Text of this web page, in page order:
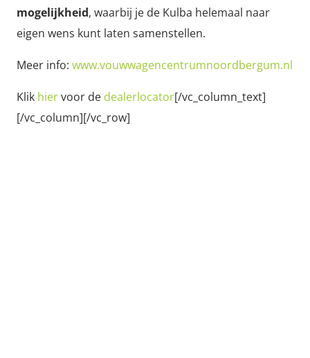
mogelijkheid, waarbij je de Kulba helemaal naar
eigen wens kunt laten samenstellen.
Meer info: www.vouwwagencentrumnoordbergum.nl
Klik hiervoor de dealerlocator[/vc_column_text]
[/vc_column][/vc_row]